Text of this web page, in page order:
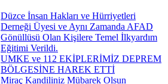
Düzce İnsan Hakları ve Hürriyetleri
Derneği Üyesi ve Aynı Zamanda AFAD
Gönüllüsü Olan Kişilere Temel İlkyardım
Eğitimi Verildi.
UMKE ve 112 EKİPLERİMİZ DEPREM
BÖLGESİNE HAREK ETTİ
Miraç Kandiliniz Mübarek Olsun